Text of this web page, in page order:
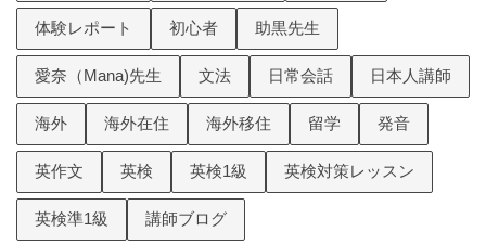
体験レポート 初心者 助黒先生
愛奈（Mana)先生 文法 日常会話 日本人講師
海外 海外在住 海外移住 留学 発音
英作文 英検 英検1級 英検対策レッスン
英検準1級 講師ブログ